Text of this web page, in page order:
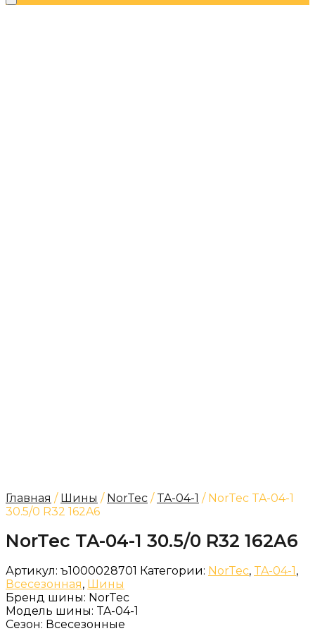
Главная / Шины / NorTec / TA-04-1 / NorTec TA-04-1
30.5/0 R32 162A6
NorTec TA-04-1 30.5/0 R32 162A6
Артикул: ъ1000028701 Категории: NorTec, TA-04-1,
Всесезонная, Шины
Бренд шины: NorTec
Модель шины: TA-04-1
Сезон: Всесезонные